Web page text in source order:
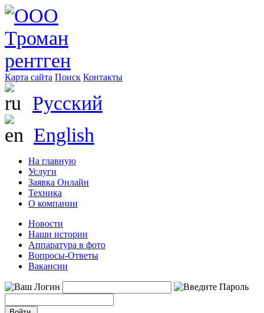
Карта сайта Поиск Контакты
Русский
English
На главную
Услуги
Заявка Онлайн
Техника
О компании
Новости
Наши истории
Аппаратура в фото
Вопросы-Ответы
Вакансии